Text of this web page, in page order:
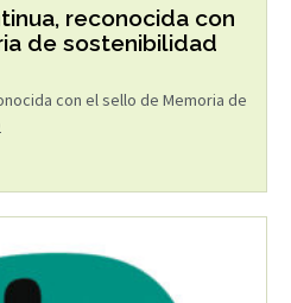
reconocida con
de sostenibilidad
con el sello de Memoria de